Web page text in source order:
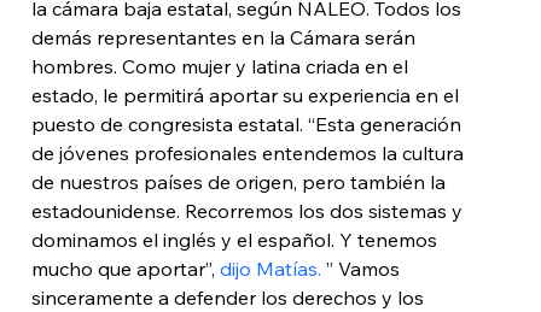
la cámara baja estatal, según NALEO. Todos los
demás representantes en la Cámara serán
hombres. Como mujer y latina criada en el
estado, le permitirá aportar su experiencia en el
puesto de congresista estatal. “Esta generación
de jóvenes profesionales entendemos la cultura
de nuestros países de origen, pero también la
estadounidense. Recorremos los dos sistemas y
dominamos el inglés y el español. Y tenemos
mucho que aportar”, dijo Matías. ” Vamos
sinceramente a defender los derechos y los